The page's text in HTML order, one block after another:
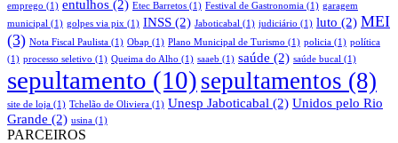
emprego (1) entulhos (2) Etec Barretos (1) Festival de Gastronomia (1) garagem
municipal (1) golpes via pix (1) INSS (2) Jaboticabal (1) judiciário (1) luto (2) MEI
(3) Nota Fiscal Paulista (1) Obap (1) Plano Municipal de Turismo (1) policia (1) política
(1) processo seletivo (1) Queima do Alho (1) saaeb (1) saúde (2) saúde bucal (1)
sepultamento (10) sepultamentos (8)
site de loja (1) Tchelão de Oliviera (1) Unesp Jaboticabal (2) Unidos pelo Rio
Grande (2) usina (1)
PARCEIROS